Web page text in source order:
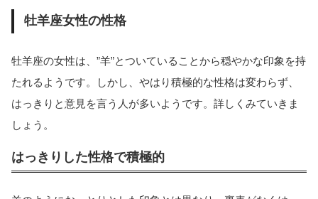
牡羊座女性の性格
牡羊座の女性は、”羊”とついていることから穏やかな印象を持
たれるようです。しかし、やはり積極的な性格は変わらず、
はっきりと意見を言う人が多いようです。詳しくみていきま
しょう。
はっきりした性格で積極的